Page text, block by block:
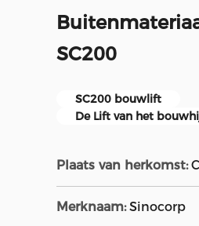
SC200
SC200 bouwlift
De Lift van het
Plaats van herkomst:
Merknaam: Sinocorp